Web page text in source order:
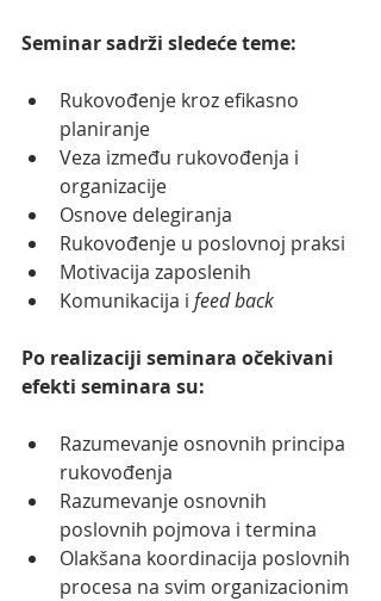
Seminar sadrži sledeće teme:
Rukovođenje kroz efikasno
planiranje
Veza između rukovođenja i
organizacije
Osnove delegiranja
Rukovođenje u poslovnoj praksi
Motivacija zaposlenih
Komunikacija i feed back
Po realizaciji seminara očekivani
efekti seminara su:
Razumevanje osnovnih principa
rukovođenja
Razumevanje osnovnih
poslovnih pojmova i termina
Olakšana koordinacija poslovnih
procesa na svim organizacionim